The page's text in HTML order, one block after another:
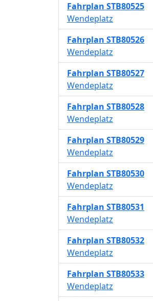
Fahrplan STB80525
Wendeplatz
Fahrplan STB80526
Wendeplatz
Fahrplan STB80527
Wendeplatz
Fahrplan STB80528
Wendeplatz
Fahrplan STB80529
Wendeplatz
Fahrplan STB80530
Wendeplatz
Fahrplan STB80531
Wendeplatz
Fahrplan STB80532
Wendeplatz
Fahrplan STB80533
Wendeplatz